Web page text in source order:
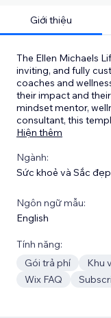
Giới thiệu
The Ellen Michaels
inviting, and fully
coaches and
their impact and
mindset mentor,
consultant, this
Hiện thêm
Ngành:
Sức khoẻ và Sắc đẹp
Ngôn ngữ mẫu:
English
Tính năng:
Gói trả phí
Khu
Wix FAQ